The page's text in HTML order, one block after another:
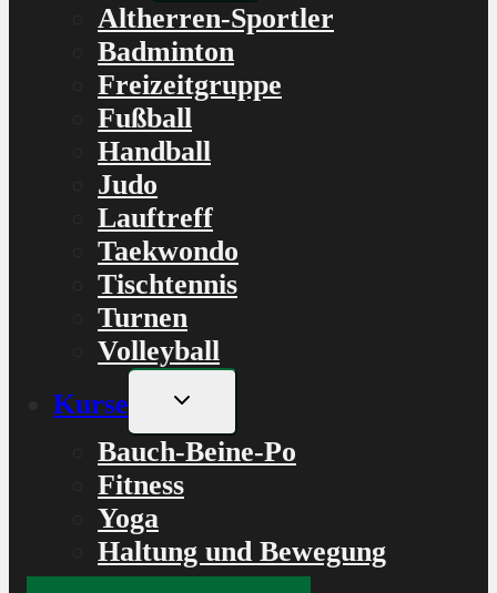
Altherren-Sportler
Badminton
Freizeitgruppe
Fußball
Handball
Judo
Lauftreff
Taekwondo
Tischtennis
Turnen
Volleyball
Kurse
Untermenü
Bauch-Beine-Po
Fitness
Yoga
Haltung und Bewegung